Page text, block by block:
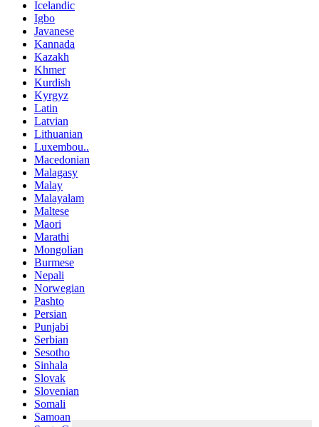
Icelandic
Igbo
Javanese
Kannada
Kazakh
Khmer
Kurdish
Kyrgyz
Latin
Latvian
Lithuanian
Luxembou..
Macedonian
Malagasy
Malay
Malayalam
Maltese
Maori
Marathi
Mongolian
Burmese
Nepali
Norwegian
Pashto
Persian
Punjabi
Serbian
Sesotho
Sinhala
Slovak
Slovenian
Somali
Samoan